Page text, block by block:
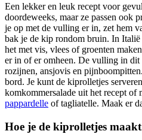
Een lekker en leuk recept voor
doordeweeks, maar ze passen ook
je op met de vulling er in, zet hem
bak je de kip rondom bruin. In
het met vis, vlees of groenten
er in of er omheen. De vulling in dit
rozijnen, ansjovis en
bord. Je kunt de kiprolletjes
komkommersalade uit het recept of
pappardelle of tagliatelle. Maak er
Hoe je de kiprolletjes